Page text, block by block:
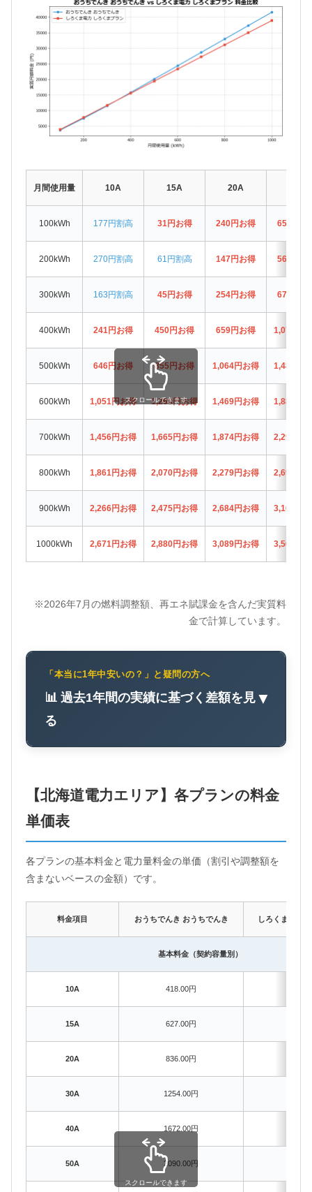
月間使用量 10A 15A 20A
100kWh 177円割高 31円お得 240円お得 658円お
200kWh 270円割高 61円割高 147円お得 565円お
300kWh 163円割高 45円お得 254円お得 672円お
400kWh 241円お得 450円お得 659円お得 1,077円
500kWh 646円お得 855円お得 1,064円お得 1,482円
600kWh 1,051円お得 1,260円お得 1,469円お得 1,887円
700kWh 1,456円お得 1,665円お得 1,874円お得 2,292円
800kWh 1,861円お得 2,070円お得 2,279円お得 2,697円
900kWh 2,266円お得 2,475円お得 2,684円お得 3,102円
1000kWh 2,671円お得 2,880円お得 3,089円お得 3,507円
スクロールできます
※2026年7月の燃料調整額、再エネ賦課金を含んだ実質料
金で計算しています。
「本当に1年中安いの？」と疑問の方へ
📊 過去1年間の実績に基づく差額を見
る
▼
【北海道電力エリア】各プランの料金
単価表
各プランの基本料金と電力量料金の単価（割引や調整額を
含まないベースの金額）です。
料金項目 おうちでんき おうちでんき しろくま電力
基本料金（契約容量別）
10A 418.00円
15A 627.00円
20A 836.00円
30A 1254.00円
40A 1672.00円
50A 2090.00円
スクロールできます